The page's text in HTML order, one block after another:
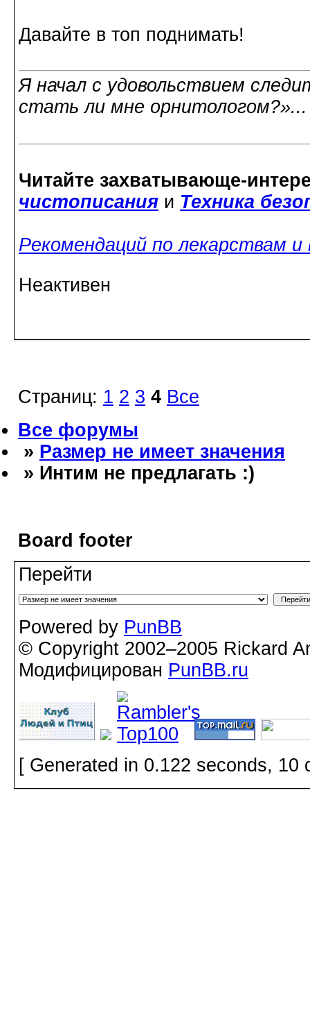
Давайте в топ поднимать!
Я начал с удовольствием
стать ли мне
Читайте захватывающе-
чистописания и Техника
Рекомендаций по лекарствам
Неактивен
Страниц: 1 2 3 4 Все
Все форумы
» Размер не имеет значения
» Интим не предлагать :)
Board footer
Перейти
Powered by PunBB
© Copyright 2002–2005 Rickard
Модифицирован PunBB.ru
[ Generated in 0.122 seconds, 10